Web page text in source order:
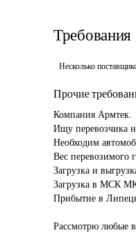
Требования
Несколько
Прочие
Компания Армтек.
Ищу перевозчика
Необходим
Вес перевозимого
Загрузка и
Загрузка в МСК
Прибытие в
Рассмотрю любые